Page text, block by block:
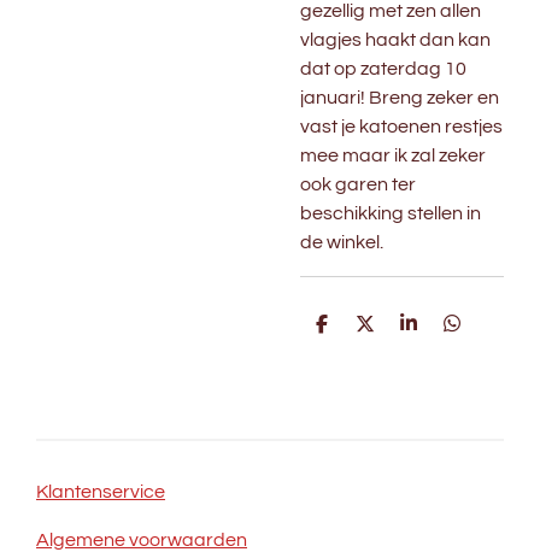
gezellig met zen allen
vlagjes haakt dan kan
dat op zaterdag 10
januari! Breng zeker en
vast je katoenen restjes
mee maar ik zal zeker
ook garen ter
beschikking stellen in
de winkel.
D
D
S
D
Klantenservice
Algemene voorwaarden